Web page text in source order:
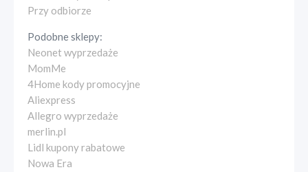
Przy odbiorze
Podobne sklepy:
Neonet wyprzedaże
MomMe
4Home kody promocyjne
Aliexpress
Allegro wyprzedaże
merlin.pl
Lidl kupony rabatowe
Nowa Era